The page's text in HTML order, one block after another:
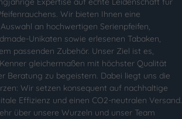
Wir bieten Ihnen eine
an hochwertigen Serienpfeifen,
Unikaten sowie erlesenen Tabaken,
passenden Zubehör. Unser Ziel ist es,
gleichermaßen mit höchster Qualität
Beratung zu begeistern. Dabei liegt uns die
Wir setzen konsequent auf nachhaltige
Effizienz und einen CO2-neutralen Versand.
über unsere Wurzeln und unser Team